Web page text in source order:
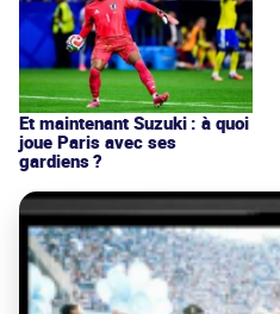
Et maintenant Suzuki : à quoi
joue Paris avec ses
gardiens ?